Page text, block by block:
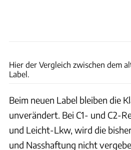
Hier der Vergleich zwischen dem
Label.
Beim neuen Label bleiben die
unverändert. Bei C1- und C2-
und Leicht-Lkw, wird die
und Nasshaftung nicht